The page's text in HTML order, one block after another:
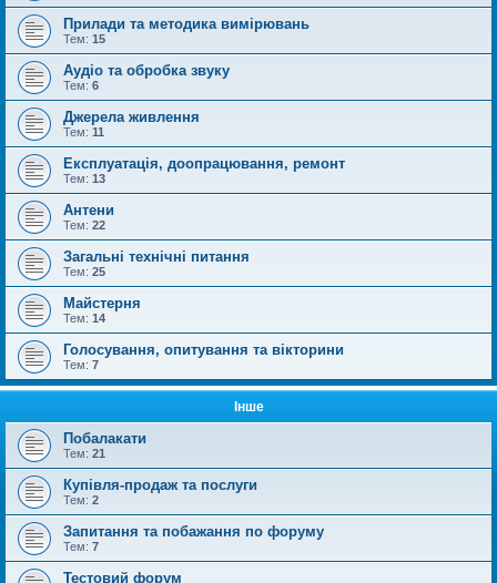
Прилади та методика вимірювань
Тем: 15
Аудіо та обробка звуку
Тем: 6
Джерела живлення
Тем: 11
Експлуатація, доопрацювання, ремонт
Тем: 13
Антени
Тем: 22
Загальні технічні питання
Тем: 25
Майстерня
Тем: 14
Голосування, опитування та вікторини
Тем: 7
Інше
Побалакати
Тем: 21
Купівля-продаж та послуги
Тем: 2
Запитання та побажання по форуму
Тем: 7
Тестовий форум